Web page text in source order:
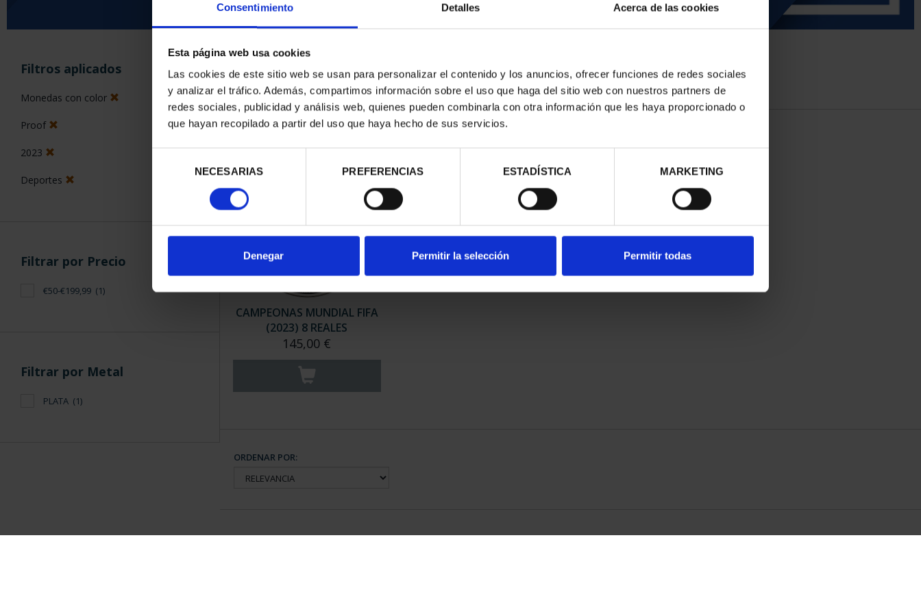
Consentimiento Detalles Acerca de las cookies
Esta página web usa cookies
Las cookies de este sitio web se usan para personalizar el contenido y los anuncios, ofrecer funciones de redes sociales
y analizar el tráfico. Además, compartimos información sobre el uso que haga del sitio web con nuestros partners de
redes sociales, publicidad y análisis web, quienes pueden combinarla con otra información que les haya proporcionado o
que hayan recopilado a partir del uso que haya hecho de sus servicios.
consentimiento
NECESARIAS PREFERENCIAS ESTADÍSTICA MARKETING
Denegar Permitir la selección Permitir todas
Filtros aplicados
Monedas con color
Proof
2023
Deportes
Filtrar por Precio
€50-€199,99 (1)
Filtrar por Metal
PLATA (1)
ORDENAR POR:
1 Productos encontrados
CAMPEONAS MUNDIAL FIFA
(2023) 8 REALES
145,00 €
ORDENAR POR: